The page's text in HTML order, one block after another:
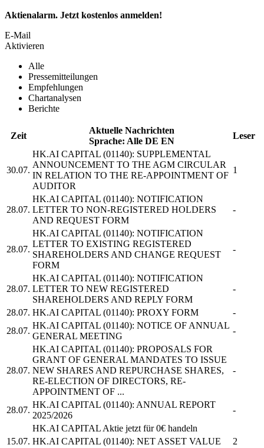
Aktienalarm. Jetzt kostenlos anmelden!
E-Mail
Aktivieren
Alle
Pressemitteilungen
Empfehlungen
Chartanalysen
Berichte
Zeit
Aktuelle Nachrichten
Sprache: Alle DE EN
Leser
30.07.
HK.AI CAPITAL (01140): SUPPLEMENTAL
ANNOUNCEMENT TO THE AGM CIRCULAR
IN RELATION TO THE RE-APPOINTMENT OF
AUDITOR
1
28.07.
HK.AI CAPITAL (01140): NOTIFICATION
LETTER TO NON-REGISTERED HOLDERS
AND REQUEST FORM
-
28.07.
HK.AI CAPITAL (01140): NOTIFICATION
LETTER TO EXISTING REGISTERED
SHAREHOLDERS AND CHANGE REQUEST
FORM
-
28.07.
HK.AI CAPITAL (01140): NOTIFICATION
LETTER TO NEW REGISTERED
SHAREHOLDERS AND REPLY FORM
-
28.07. HK.AI CAPITAL (01140): PROXY FORM
-
28.07.
HK.AI CAPITAL (01140): NOTICE OF ANNUAL
GENERAL MEETING
-
28.07.
HK.AI CAPITAL (01140): PROPOSALS FOR
GRANT OF GENERAL MANDATES TO ISSUE
NEW SHARES AND REPURCHASE SHARES,
RE-ELECTION OF DIRECTORS, RE-
APPOINTMENT OF ...
-
28.07.
HK.AI CAPITAL (01140): ANNUAL REPORT
2025/2026
-
HK.AI CAPITAL Aktie jetzt für 0€ handeln
15.07. HK.AI CAPITAL (01140): NET ASSET VALUE
2